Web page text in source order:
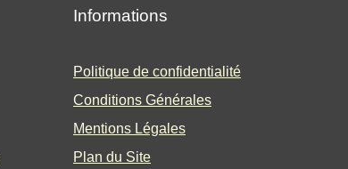
Informations
Politique de confidentialité
Conditions Générales
Mentions Légales
Plan du Site